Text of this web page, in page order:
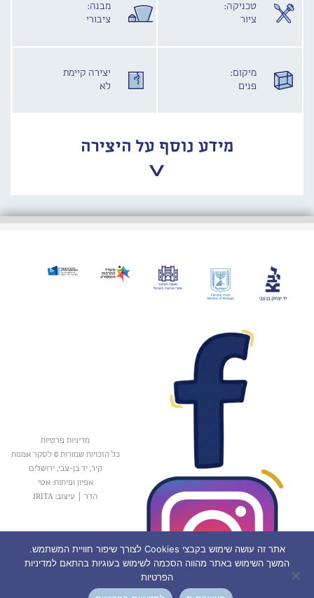
טכניקה:
ציור
מבנה:
ציבורי
מיקום:
פנים
יצירה קיימת
לא
מידע נוסף על היצירה
מדיניות פרטיות
כל הזכויות שמורות © לסקר אמנות
קיר, יד בן-צבי, ירושלים
אפיון ופיתוח: אטי
הדר
עיצוב: IRITA
אתר זה עושה שימוש בקבצי Cookies לצורך שיפור חוויית המשתמש.
המשך השימוש באתר מהווה הסכמה לשימוש בעוגיות בהתאם למדיניות
הפרטיות